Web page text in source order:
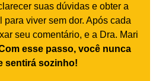
suas dúvidas e obter a
viver sem dor. Após cada
seu comentário, e a Dra. Mari
esse passo, você nunca
sentirá sozinho!